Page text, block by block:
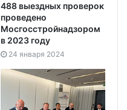
488 выездных проверок
проведено
Мосгосстройнадзором
в 2023 году
24 января 2024